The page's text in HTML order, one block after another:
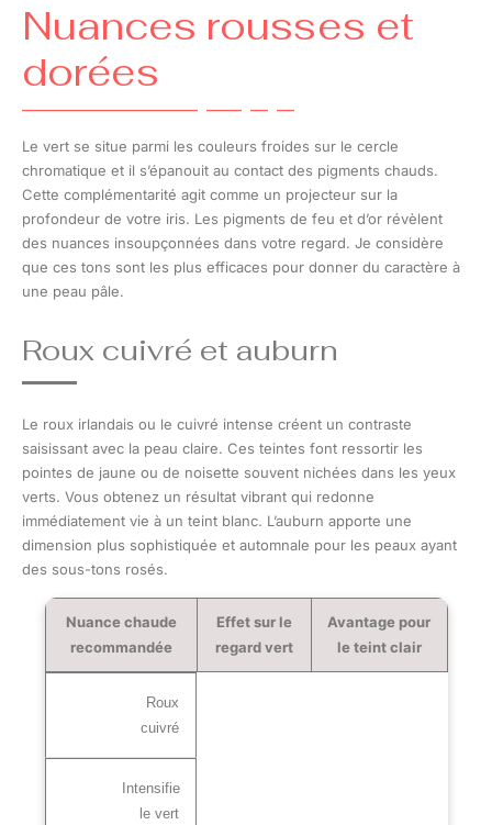
Nuances rousses et
dorées
Le vert se situe parmi les couleurs froides sur le cercle
chromatique et il s’épanouit au contact des pigments chauds.
Cette complémentarité agit comme un projecteur sur la
profondeur de votre iris. Les pigments de feu et d’or révèlent
des nuances insoupçonnées dans votre regard. Je considère
que ces tons sont les plus efficaces pour donner du caractère à
une peau pâle.
Roux cuivré et auburn
Le roux irlandais ou le cuivré intense créent un contraste
saisissant avec la peau claire. Ces teintes font ressortir les
pointes de jaune ou de noisette souvent nichées dans les yeux
verts. Vous obtenez un résultat vibrant qui redonne
immédiatement vie à un teint blanc. L’auburn apporte une
dimension plus sophistiquée et automnale pour les peaux ayant
des sous-tons rosés.
Nuance chaude
recommandée
Effet sur le
regard vert
Avantage pour
le teint clair
Roux
cuivré
Intensifie
le vert